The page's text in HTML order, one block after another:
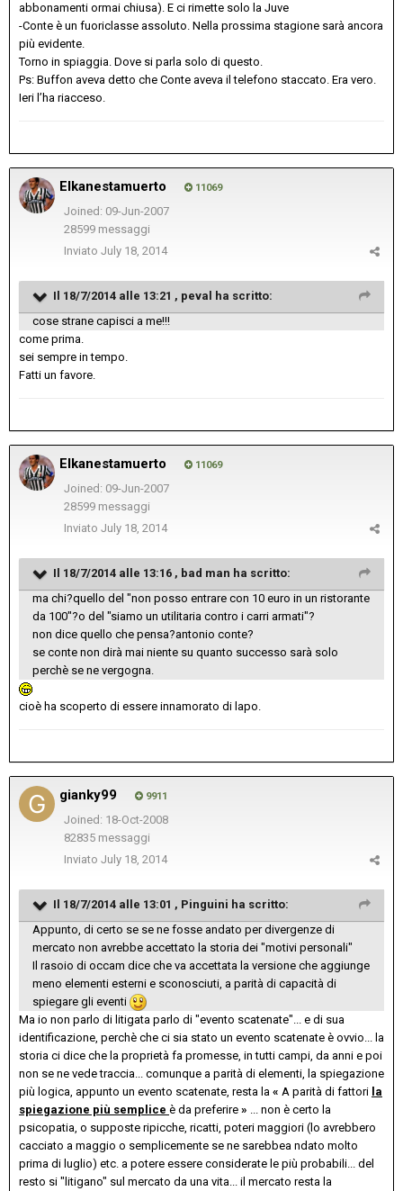
abbonamenti ormai chiusa). E ci rimette solo la Juve
-Conte è un fuoriclasse assoluto. Nella prossima stagione sarà ancora
più evidente.
Torno in spiaggia. Dove si parla solo di questo.
Ps: Buffon aveva detto che Conte aveva il telefono staccato. Era vero.
Ieri l’ha riacceso.
Elkanestamuerto 11069
Joined: 09-Jun-2007
28599 messaggi
Inviato July 18, 2014
Il 18/7/2014 alle 13:21 , peval ha scritto:
cose strane capisci a me!!!
come prima.
sei sempre in tempo.
Fatti un favore.
Elkanestamuerto 11069
Joined: 09-Jun-2007
28599 messaggi
Inviato July 18, 2014
Il 18/7/2014 alle 13:16 , bad man ha scritto:
ma chi?quello del "non posso entrare con 10 euro in un ristorante
da 100"?o del "siamo un utilitaria contro i carri armati"?
non dice quello che pensa?antonio conte?
se conte non dirà mai niente su quanto successo sarà solo
perchè se ne vergogna.
cioè ha scoperto di essere innamorato di lapo.
gianky99 9911
Joined: 18-Oct-2008
82835 messaggi
Inviato July 18, 2014
Il 18/7/2014 alle 13:01 , Pinguini ha scritto:
Appunto, di certo se se ne fosse andato per divergenze di
mercato non avrebbe accettato la storia dei "motivi personali"
Il rasoio di occam dice che va accettata la versione che aggiunge
meno elementi esterni e sconosciuti, a parità di capacità di
spiegare gli eventi
Ma io non parlo di litigata parlo di "evento scatenate"... e di sua
identificazione, perchè che ci sia stato un evento scatenate è ovvio... la
storia ci dice che la proprietà fa promesse, in tutti campi, da anni e poi
non se ne vede traccia... comunque a parità di elementi, la spiegazione
più logica, appunto un evento scatenate, resta la « A parità di fattori la
spiegazione più semplice è da preferire » ... non è certo la
psicopatia, o supposte ripicche, ricatti, poteri maggiori (lo avrebbero
cacciato a maggio o semplicemente se ne sarebbea ndato molto
prima di luglio) etc. a potere essere considerate le più probabili... del
resto si "litigano" sul mercato da una vita... il mercato resta la